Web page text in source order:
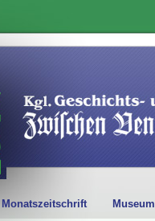
Monatszeitschrift Museum